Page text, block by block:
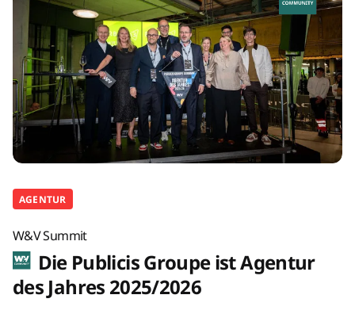
AGENTUR
W&V Summit
Die Publicis Groupe ist Agentur
des Jahres 2025/2026